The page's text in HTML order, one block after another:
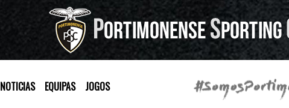
NOTICIAS EQUIPAS JOGOS